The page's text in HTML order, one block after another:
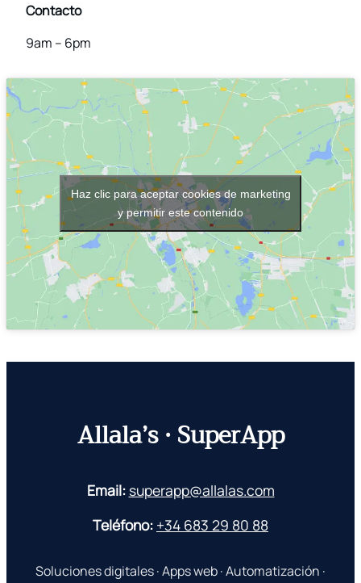
Contacto
9am – 6pm
Haz clic para aceptar cookies de marketing
y permitir este contenido
Allala’s · SuperApp
Email:superapp@allalas.com
Teléfono: +34 683 29 80 88
Soluciones digitales · Apps web · Automatización ·